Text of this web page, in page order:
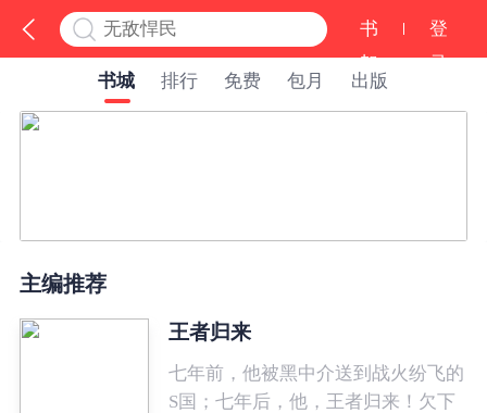
书
架
登
录
书城
排行 免费 包月 出版
主编推荐
王者归来
七年前，他被黑中介送到战火纷飞的
S国；七年后，他，王者归来！欠下